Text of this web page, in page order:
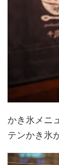
かき氷メニ
テンかき氷